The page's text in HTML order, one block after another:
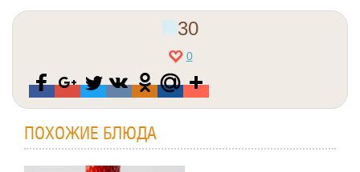
30
0
ПОХОЖИЕ БЛЮДА